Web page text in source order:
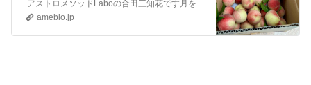
アストロメソッドLaboの合田三知花です月を癒して太陽を生きる 占星術のその先へ➡︎💞 久しぶりに栄久さんの朝食で、食べる瞑想してきました。 『…
ameblo.jp